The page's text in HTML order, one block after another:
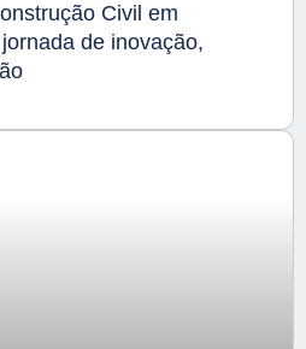
Civil em
de inovação,